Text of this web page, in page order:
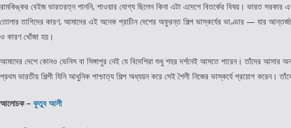
রামকিঙ্কর বেইজ ভারতরত্ন পাননি, পাওয়ার যোগ্য ছিলেন কিনা এটা এদেশে বিতর্কের বিষয়। ভারত
তোলার তাগিদের কারণ, আমাদের এই অনেক প্রাচীন দেশের অফুরন্ত শিল্প ভাস্কর্যের ভাণ্ডার — যার
ও কারণ খোঁজা হয়।
আমাদের দেশে কোনও ভেনিস বা সিঙ্গাপুর নেই যে বিদেশিরা শুধু শহর দর্শনেই আসতে পারেন। তাঁদের আসার
প্রথম ভারতীয় শিল্পী যিনি আধুনিক পাশ্চাত্য শিল্প অধ্যয়ন করে সেই শৈলী নিজের ভাস্কর্যে প্রয়োগ করেন।
আলোচক – কুতুব আলী